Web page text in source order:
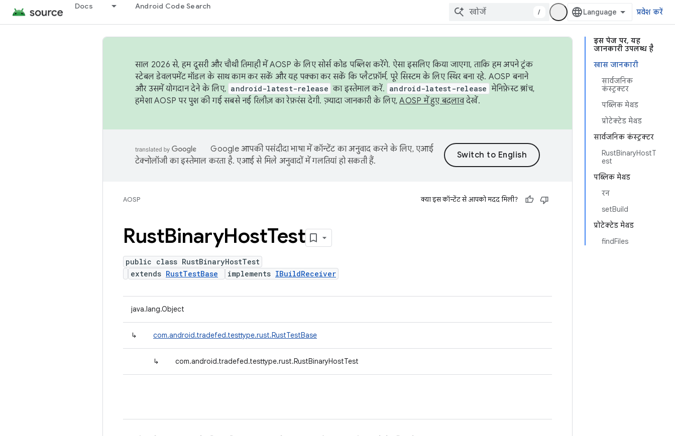
Docs Android Code Search
/ प्रवेश करें
इस पेज पर, यह
जानकारी उपलब्ध है
खास जानकारी
सार्वजनिक
कंस्ट्रक्टर
पब्लिक मेथड
प्रोटेक्टेड मेथड
सार्वजनिक कंस्ट्रक्टर
RustBinaryHostT
est
पब्लिक मेथड
रन
setBuild
प्रोटेक्टेड मेथड
findFiles
साल 2026 से, हम दूसरी और चौथी तिमाही में AOSP के लिए सोर्स कोड पब्लिश करेंगे. ऐसा इसलिए किया जाएगा, ताकि हम अपने ट्रंक
स्टेबल डेवलपमेंट मॉडल के साथ काम कर सकें और यह पक्का कर सकें कि प्लैटफ़ॉर्म, पूरे सिस्टम के लिए स्थिर बना रहे. AOSP बनाने
और उसमें योगदान देने के लिए, android-latest-release का इस्तेमाल करें. android-latest-release मेनिफ़ेस्ट ब्रांच,
हमेशा AOSP पर पुश की गई सबसे नई रिलीज़ का रेफ़रंस देगी. ज़्यादा जानकारी के लिए,AOSP में हुए बदलावदेखें.
Google आपकी पसंदीदा भाषा में कॉन्टेंट का अनुवाद करने के लिए, एआई
टेक्नोलॉजी का इस्तेमाल करता है. एआई से मिले अनुवादों में गलतियां हो सकती हैं.
AOSP क्या इस कॉन्टेंट से आपको मदद मिली?
RustBinaryHostTest
public class RustBinaryHostTest
extends RustTestBase implements IBuildReceiver
java.lang.Object
↳ com.android.tradefed.testtype.rust.RustTestBase
↳ com.android.tradefed.testtype.rust.RustBinaryHostTest